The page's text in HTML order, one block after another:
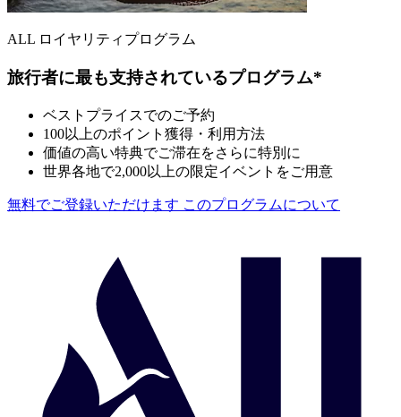
ALL ロイヤリティプログラム
旅行者に最も支持されているプログラム*
ベストプライスでのご予約
100以上のポイント獲得・利用方法
価値の高い特典でご滞在をさらに特別に
世界各地で2,000以上の限定イベントをご用意
無料でご登録いただけます このプログラムについて